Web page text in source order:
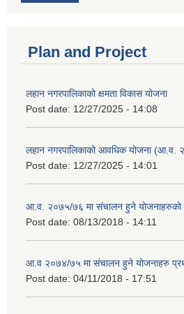
Plan and Project
लहान नगरपालिकाको क्षमता विकास योजना
Post date: 12/27/2025 - 14:08
लहान नगरपालिकाको आवधिक योजना
Post date: 12/27/2025 - 14:01
आ.व. २०७५/७६ मा संचालन हुने योजनाहरुको
Post date: 08/13/2018 - 14:11
आ.व २०७४/७५ मा संचालन हुने योजनाहरु
Post date: 04/11/2018 - 17:51